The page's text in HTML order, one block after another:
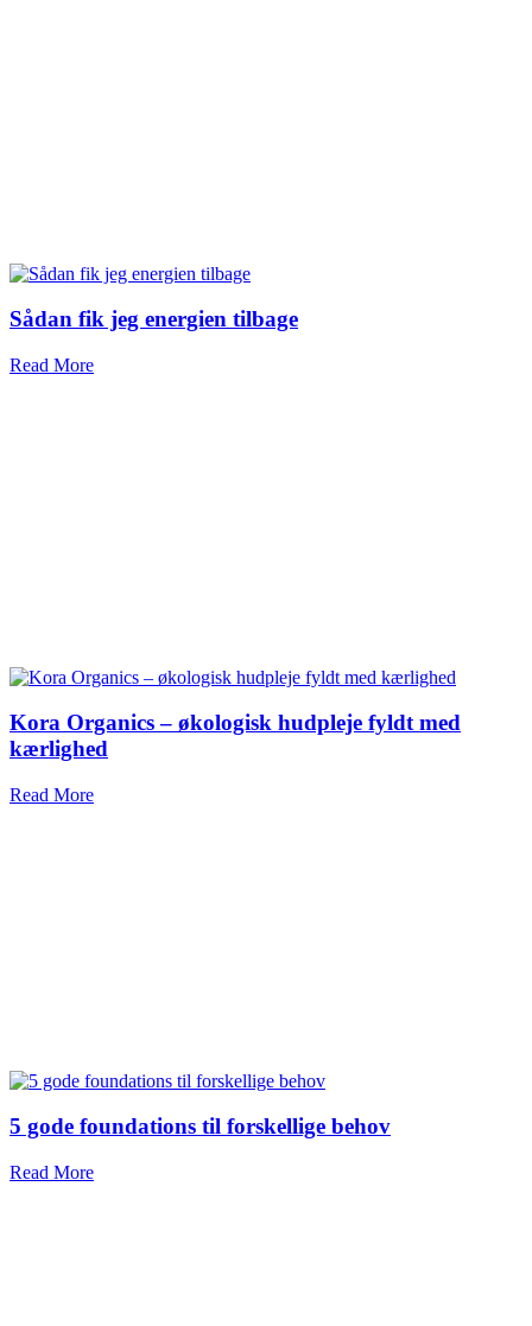
Sådan fik jeg energien tilbage
Read More
Kora Organics – økologisk hudpleje fyldt med
kærlighed
Read More
5 gode foundations til forskellige behov
Read More